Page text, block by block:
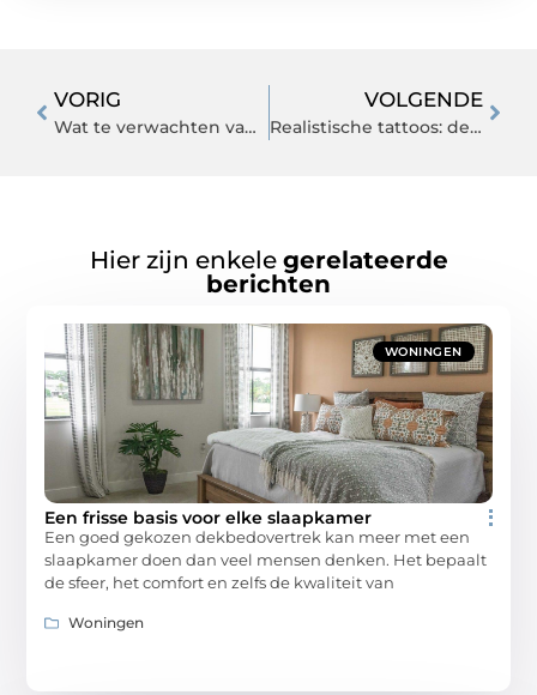
VORIG
Wat te verwachten van transportrollen in jouw logistieke proces?
VOLGENDE
Realistische tattoos: de kunst van levensechte ontwerpen
Hier zijn enkele gerelateerde
berichten
WONINGEN
Een frisse basis voor elke slaapkamer
Een goed gekozen dekbedovertrek kan meer met een
slaapkamer doen dan veel mensen denken. Het bepaalt
de sfeer, het comfort en zelfs de kwaliteit van
Woningen